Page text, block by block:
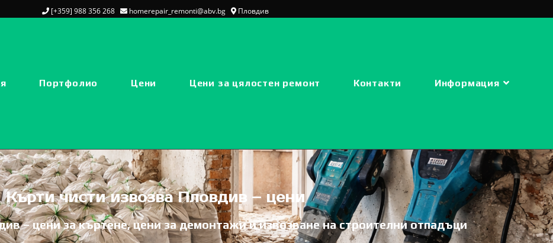
[+359] 988 356 268 homerepair_remonti@abv.bg Пловдив
Портфолио Цени Цени за цялостен ремонт Контакти Информация
Кърти чисти извозва Пловдив – цени
– цени за къртене, цени за демонтажи и извозване на строителни отпадъци